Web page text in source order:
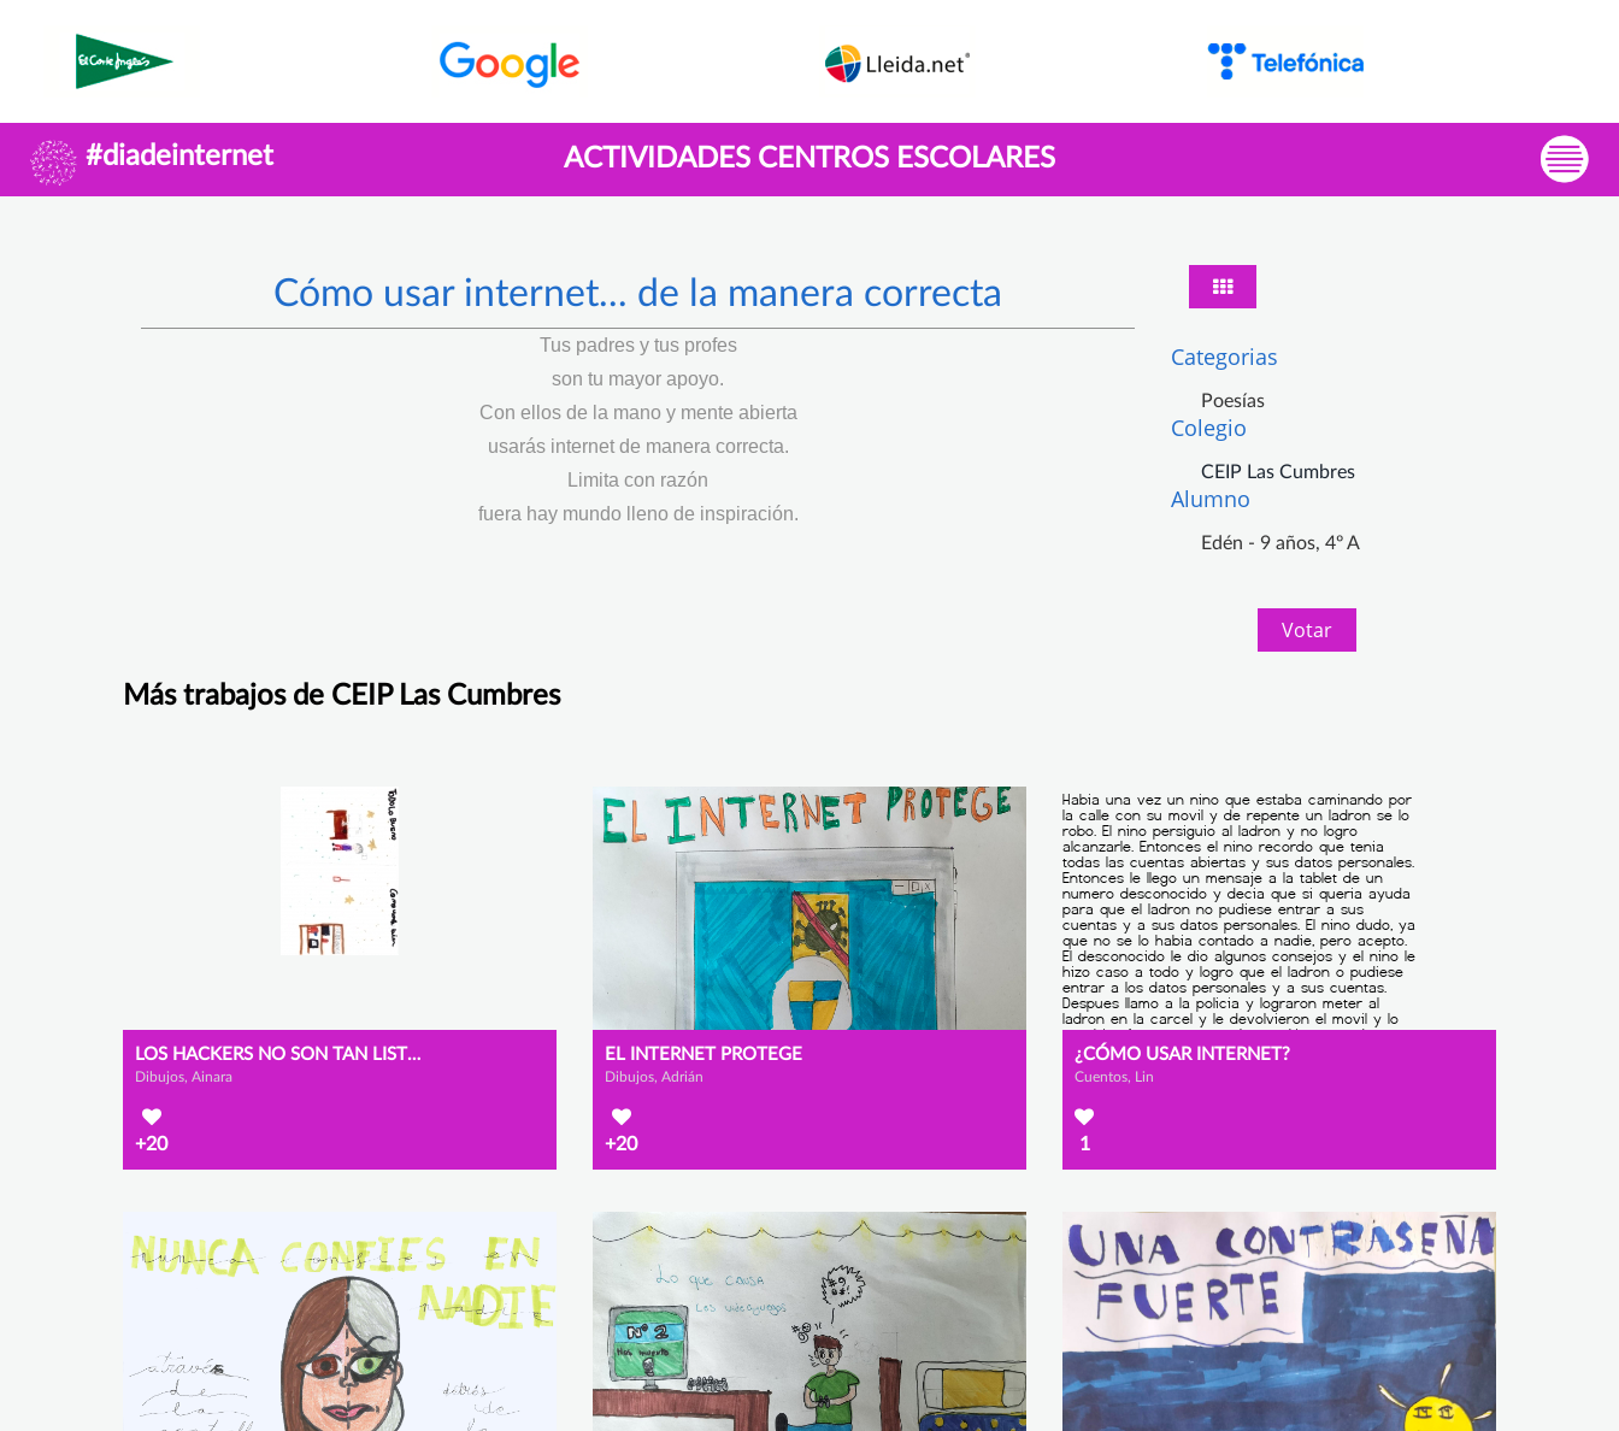
#diadeinternet ACTIVIDADES CENTROS ESCOLARES
Cómo usar internet... de la manera correcta
Tus padres y tus profes
son tu mayor apoyo.
Con ellos de la mano y mente abierta
usarás internet de manera correcta.
Limita con razón
fuera hay mundo lleno de inspiración.
Categorias
Poesías
Colegio
CEIP Las Cumbres
Alumno
Edén - 9 años, 4º A
Votar
Más trabajos de CEIP Las Cumbres
LOS HACKERS NO SON TAN LISTOS
Dibujos, Ainara
+20
EL INTERNET PROTEGE
Dibujos, Adrián
+20
¿CÓMO USAR INTERNET?
Cuentos, Lin
1